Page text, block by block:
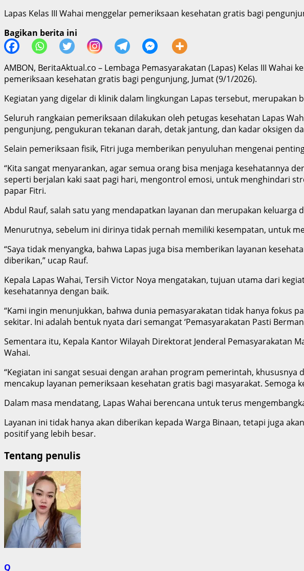
Lapas Kelas III Wahai menggelar pemeriksaan kesehatan gratis bagi
Bagikan berita ini
AMBON, BeritaAktual.co – Lembaga Pemasyarakatan (Lapas) Kelas III
pemeriksaan kesehatan gratis bagi pengunjung, Jumat (9/1/2026).
Kegiatan yang digelar di klinik dalam lingkungan Lapas tersebut,
Seluruh rangkaian pemeriksaan dilakukan oleh petugas kesehatan Lapas
pengunjung, pengukuran tekanan darah, detak jantung, dan kadar oksigen
Selain pemeriksaan fisik, Fitri juga memberikan penyuluhan mengenai
“Kita sangat menyarankan, agar semua orang bisa menjaga kesehatannya
seperti berjalan kaki saat pagi hari, mengontrol emosi, untuk menghindari
papar Fitri.
Abdul Rauf, salah satu yang mendapatkan layanan dan merupakan keluarga
Menurutnya, sebelum ini dirinya tidak pernah memiliki kesempatan, untuk
“Saya tidak menyangka, bahwa Lapas juga bisa memberikan layanan
diberikan,” ucap Rauf.
Kepala Lapas Wahai, Tersih Victor Noya mengatakan, tujuan utama dari
kesehatannya dengan baik.
“Kami ingin menunjukkan, bahwa dunia pemasyarakatan tidak hanya fokus
sekitar. Ini adalah bentuk nyata dari semangat ‘Pemasyarakatan Pasti
Sementara itu, Kepala Kantor Wilayah Direktorat Jenderal Pemasyarakatan
Wahai.
“Kegiatan ini sangat sesuai dengan arahan program pemerintah,
mencakup layanan pemeriksaan kesehatan gratis bagi masyarakat.
Dalam masa mendatang, Lapas Wahai berencana untuk terus
Layanan ini tidak hanya akan diberikan kepada Warga Binaan, tetapi juga
positif yang lebih besar.
Tentang penulis
Q